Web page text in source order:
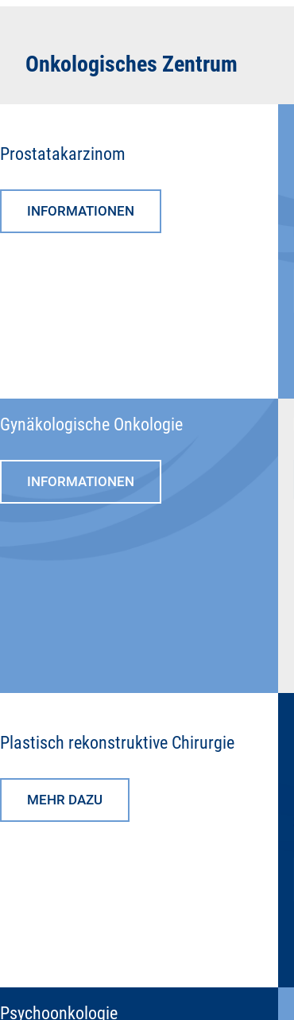
Onkologisches Zentrum
Prostatakarzinom
INFORMATIONEN
Gynäkologische Onkologie
INFORMATIONEN
Plastisch rekonstruktive Chirurgie
MEHR DAZU
Psychoonkologie